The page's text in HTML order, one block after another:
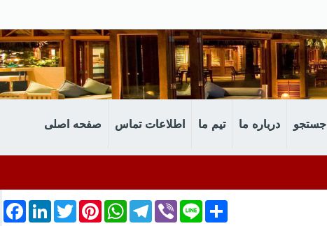
جستجو درباره‌ ما تیم ما اطلاعات تماس صفحه اصلی
LinkedInTwitterPinterestWhatsAppTelegram Viber Line Share